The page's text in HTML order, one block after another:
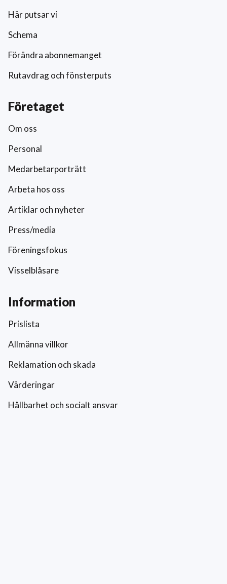
Här putsar vi
Schema
Förändra abonnemanget
Rutavdrag och fönsterputs
Företaget
Om oss
Personal
Medarbetarporträtt
Arbeta hos oss
Artiklar och nyheter
Press/media
Föreningsfokus
Visselblåsare
Information
Prislista
Allmänna villkor
Reklamation och skada
Värderingar
Hållbarhet och socialt ansvar